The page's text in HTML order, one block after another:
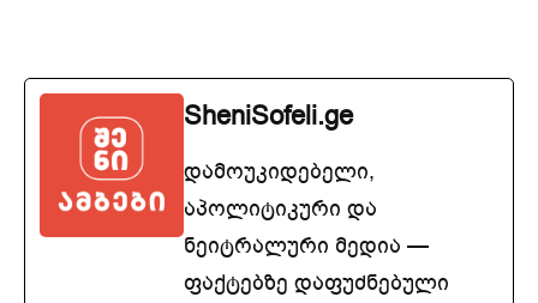
SheniSofeli.ge
დამოუკიდებელი,
აპოლიტიკური და
ნეიტრალური მედია —
ფაქტებზე დაფუძნებული